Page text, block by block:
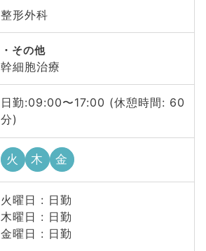
整形外科
その他
幹細胞治療
日勤:09:00〜17:00 (休憩時間: 60
分)
火 木 金
火曜日 : 日勤
木曜日 : 日勤
金曜日 : 日勤